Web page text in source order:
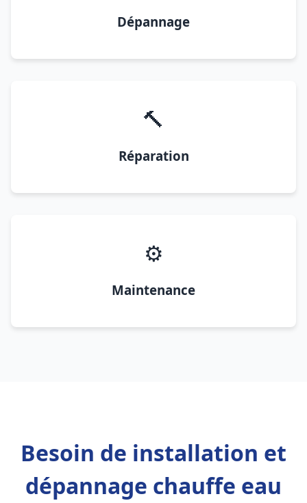
Dépannage
🔨
Réparation
⚙️
Maintenance
Besoin de installation et
dépannage chauffe eau